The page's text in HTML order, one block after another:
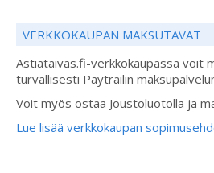
VERKKOKAUPAN MAKSUTAVAT
Astiataivas.fi-verkkokaupassa voit
turvallisesti Paytrailin
Voit myös ostaa Joustoluotolla ja
Lue lisää verkkokaupan